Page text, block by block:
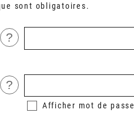
sont obligatoires.
?
?
Afficher mot de passe